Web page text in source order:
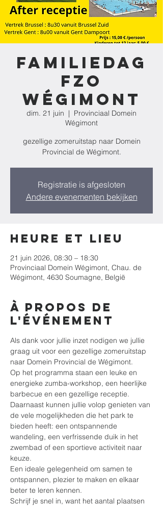
Familiedag
FZO
Wégimont
dim. 21 juin
  |
Provinciaal Domein
Wégimont
gezellige zomeruitstap naar Domein
Provincial de Wégimont.
Registratie is afgesloten
Andere evenementen bekijken
Heure et lieu
21 juin 2026, 08:30 – 18:30
Provinciaal Domein Wégimont, Chau. de
Wégimont, 4630 Soumagne, België
À propos de
l'événement
Als dank voor jullie inzet nodigen we jullie
graag uit voor een gezellige zomeruitstap
naar Domein Provincial de Wégimont.
Op het programma staan een leuke en
energieke zumba-workshop, een heerlijke
barbecue en een gezellige receptie.
Daarnaast kunnen jullie volop genieten van
de vele mogelijkheden die het park te
bieden heeft: een ontspannende
wandeling, een verfrissende duik in het
zwembad of een sportieve activiteit naar
keuze.
Een ideale gelegenheid om samen te
ontspannen, plezier te maken en elkaar
beter te leren kennen.
Schrijf je snel in, want het aantal plaatsen